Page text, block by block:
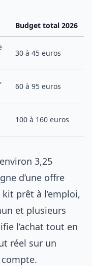
Budget total 2026
30 à 45 euros
60 à 95 euros
100 à 160 euros
3,25
d’une offre
prêt à l’emploi,
et plusieurs
l’achat tout en
réel sur un